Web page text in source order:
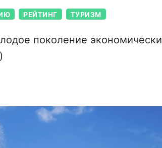
РЕЙТИНГ ТУРИЗМ
поколение экономически